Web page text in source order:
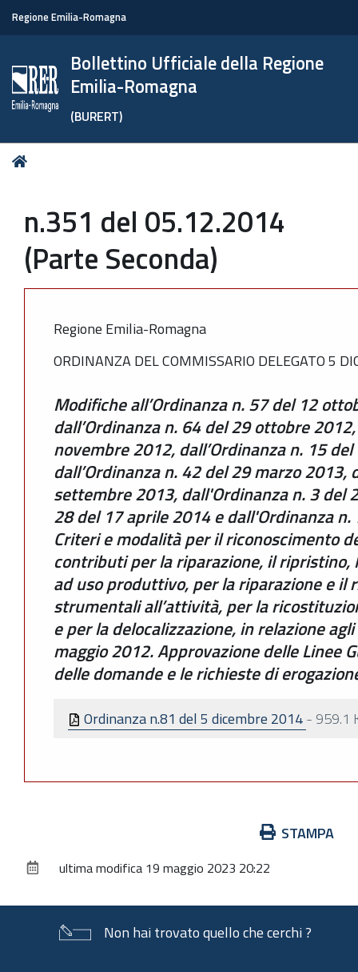
Regione Emilia-Romagna
Bollettino Ufficiale della Regione
Emilia-Romagna
(BURERT)
Tu
n.351 del 05.12.2014
(Parte Seconda)
Regione Emilia-Romagna
ORDINANZA DEL COMMISSARIO DELEGATO 5
Modifiche all’Ordinanza n. 57 del 12
dall’Ordinanza n. 64 del 29 ottobre
novembre 2012, dall’Ordinanza n. 15
dall’Ordinanza n. 42 del 29 marzo 2013,
settembre 2013, dall'Ordinanza n. 3 del
28 del 17 aprile 2014 e dall'Ordinanza
Criteri e modalità per il riconoscimento
contributi per la riparazione, il
ad uso produttivo, per la riparazione e il
strumentali all’attività, per la
e per la delocalizzazione, in relazione
maggio 2012. Approvazione delle Linee
delle domande e le richieste di
Ordinanza n.81 del 5 dicembre 2014- 959.1
documento
STAMPA
ultima modifica 19 maggio 2023 20:22
Non hai trovato quello che cerchi ?